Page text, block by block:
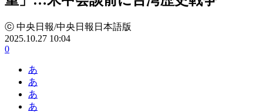
ⓒ 中央日報/中央日報日本語版
2025.10.27 10:04
0
あ
あ
あ
あ